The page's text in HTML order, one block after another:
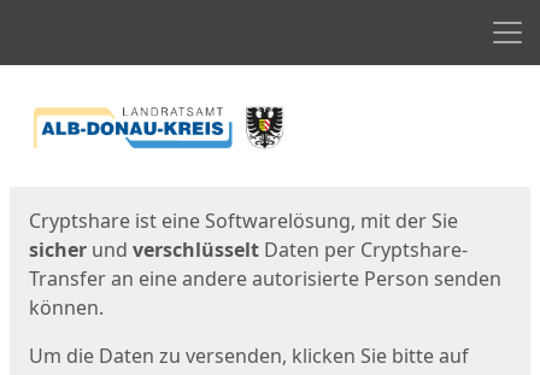
Cryptshare ist eine Softwarelösung, mit der Sie
sicher und verschlüsselt Daten per Cryptshare-
Transfer an eine andere autorisierte Person senden
können.
Um die Daten zu versenden, klicken Sie bitte auf